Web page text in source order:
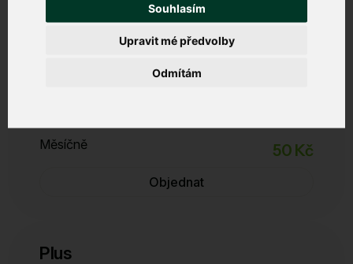
Souhlasím
Odmítám
Upravit mé předvolby
Měsíčně 50 Kč
Objednat
Plus